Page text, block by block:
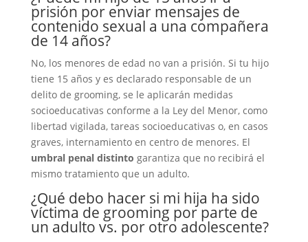
prisión por enviar mensajes de
contenido sexual a una compañera
de 14 años?
No, los menores de edad no van a prisión. Si tu hijo
tiene 15 años y es declarado responsable de un
delito de grooming, se le aplicarán medidas
socioeducativas conforme a la Ley del Menor, como
libertad vigilada, tareas socioeducativas o, en casos
graves, internamiento en centro de menores. El
umbral penal distinto garantiza que no recibirá el
mismo tratamiento que un adulto.
¿Qué debo hacer si mi hija ha sido
víctima de grooming por parte de
un adulto vs. por otro adolescente?